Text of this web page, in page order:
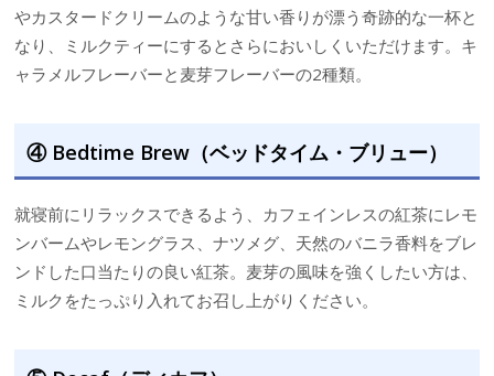
やカスタードクリームのような甘い香りが漂う奇跡的な一杯と
なり、ミルクティーにするとさらにおいしくいただけます。キ
ャラメルフレーバーと麦芽フレーバーの2種類。
④ Bedtime Brew（ベッドタイム・ブリュー）
就寝前にリラックスできるよう、カフェインレスの紅茶にレモ
ンバームやレモングラス、ナツメグ、天然のバニラ香料をブレ
ンドした口当たりの良い紅茶。麦芽の風味を強くしたい方は、
ミルクをたっぷり入れてお召し上がりください。